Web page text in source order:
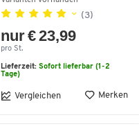
(3)
nur € 23,99
pro St.
Lieferzeit: Sofort lieferbar (1-2
Tage)
Vergleichen Merken